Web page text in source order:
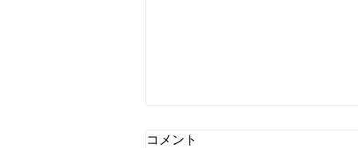
コメント